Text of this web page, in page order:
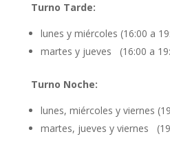
Turno Tarde:
lunes y miércoles (16:00 a
martes y jueves (16:00 a
Turno Noche:
lunes, miércoles y viernes
martes, jueves y viernes